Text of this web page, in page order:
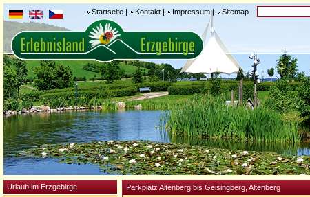
Startseite | Kontakt | Impressum| Sitemap
Urlaub im Erzgebirge
Parkplatz Altenberg bis Geisingberg, Altenberg